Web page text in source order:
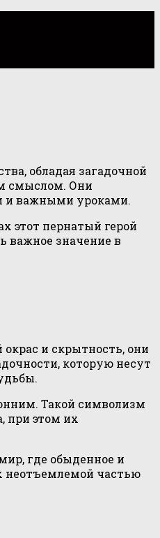
обладая загадочной
смыслом. Они
и важными уроками.
этот пернатый герой
важное значение в
и скрытность, они
которую несут
Такой символизм
при этом их
где обыденное и
неотъемлемой частью